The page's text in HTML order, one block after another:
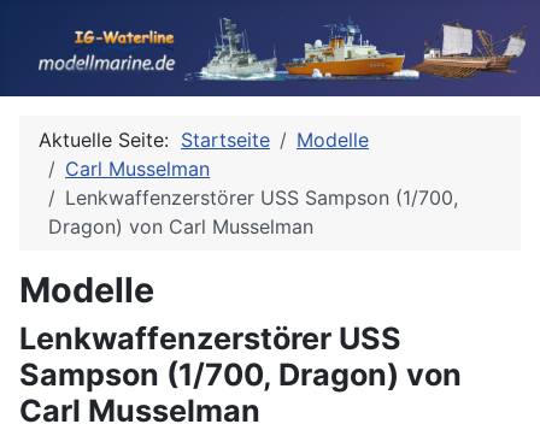
Aktuelle Seite: Startseite
Modelle
Carl Musselman
Lenkwaffenzerstörer USS Sampson (1/700,
Dragon) von Carl Musselman
Modelle
Lenkwaffenzerstörer USS
Sampson (1/700, Dragon) von
Carl Musselman